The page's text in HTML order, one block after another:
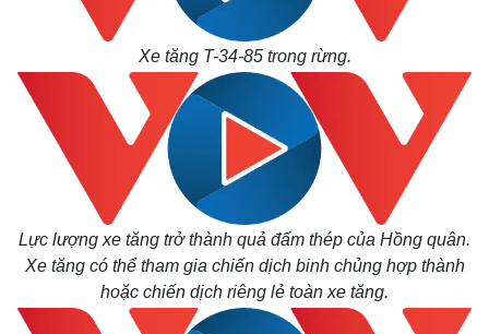
Xe tăng T-34-85 trong rừng.
Lực lượng xe tăng trở thành quả đấm thép của Hồng quân.
Xe tăng có thể tham gia chiến dịch binh chủng hợp thành
hoặc chiến dịch riêng lẻ toàn xe tăng.